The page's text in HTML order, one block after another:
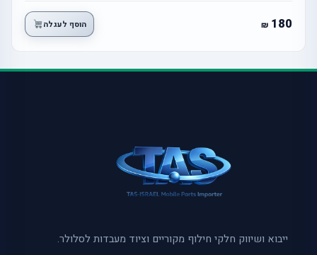
180 הוסף לעגלה
ייבוא ושיווק חלקי חילוף מקוריים וציוד מעבדות לסלולר.